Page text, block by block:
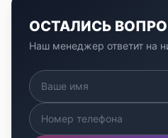
ОСТАЛИСЬ
Наш менеджер ответит на